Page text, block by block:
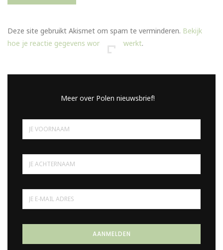
Deze site gebruikt Akismet om spam te verminderen. Bekijk
hoe je reactie gegevens worden verwerkt.
Meer over Polen nieuwsbrief!